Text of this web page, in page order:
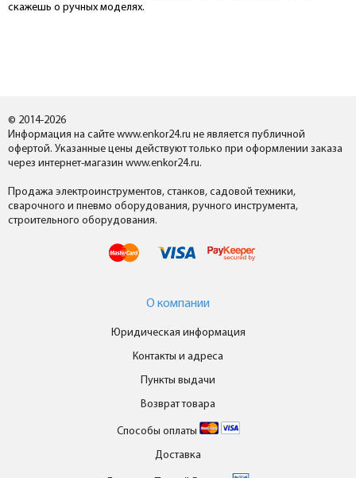
скажешь о ручных моделях.
© 2014-2026
Информация на сайте www.enkor24.ru не является публичной
офертой. Указанные цены действуют только при оформлении заказа
через интернет-магазин www.enkor24.ru.
Продажа электроинструментов, станков, садовой техники,
сварочного и пневмо оборудования, ручного инструмента,
строительного оборудования.
О компании
Юридическая информация
Контакты и адреса
Пункты выдачи
Возврат товара
Способы оплаты
Доставка